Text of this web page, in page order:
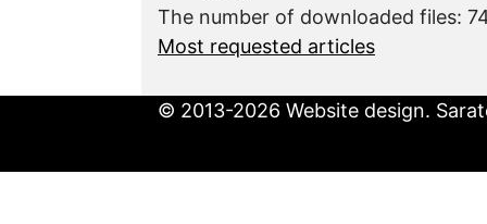
The number of downloaded files:
Most requested articles
© 2013-2026 Website design.